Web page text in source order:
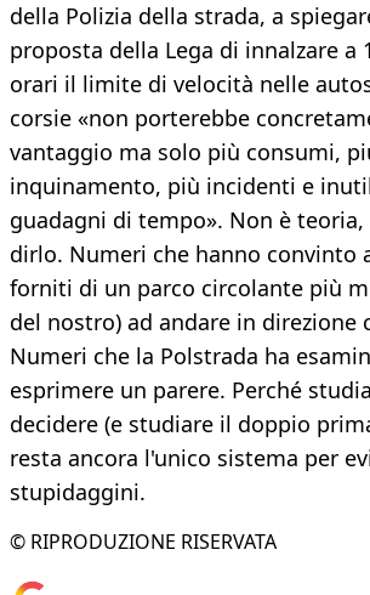
della Polizia della strada, a
proposta della Lega di innalzare a
orari il limite di velocità nelle
corsie «non porterebbe
vantaggio ma solo più consumi,
inquinamento, più incidenti e
guadagni di tempo». Non è
dirlo. Numeri che hanno convinto
forniti di un parco circolante più
del nostro) ad andare in direzione
Numeri che la Polstrada ha
esprimere un parere. Perché
decidere (e studiare il doppio
resta ancora l'unico sistema per
stupidaggini.
© RIPRODUZIONE RISERVATA